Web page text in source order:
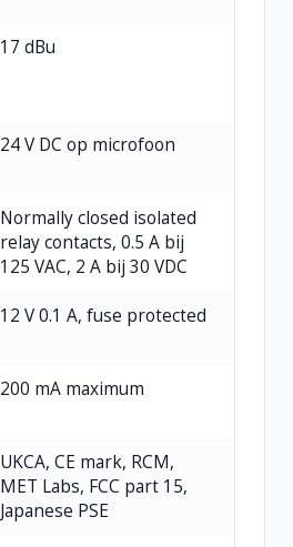
17 dBu
24 V DC op microfoon
Normally closed isolated
relay contacts, 0.5 A bij
125 VAC, 2 A bij 30 VDC
12 V 0.1 A, fuse protected
200 mA maximum
UKCA, CE mark, RCM,
MET Labs, FCC part 15,
Japanese PSE